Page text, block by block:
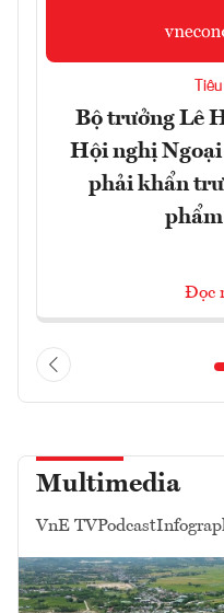
Bộ trưởng Lê
Hội nghị
phải khẩn
Đọc
Multimedia
VnE TVPodcast